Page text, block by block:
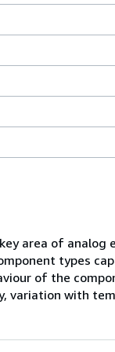
area of
types
of the
variation with